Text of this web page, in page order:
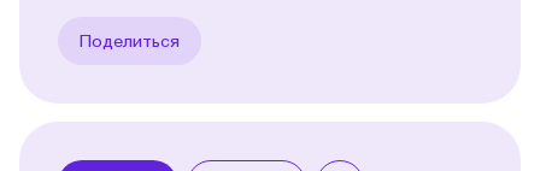
Поделиться